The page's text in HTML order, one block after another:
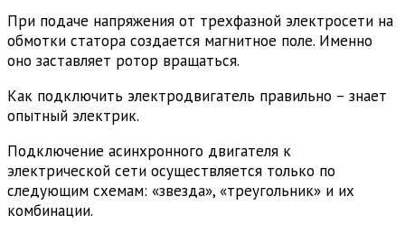
При подаче напряжения от трехфазной электросети на
обмотки статора создается магнитное поле. Именно
оно заставляет ротор вращаться.
Как подключить электродвигатель правильно – знает
опытный электрик.
Подключение асинхронного двигателя к
электрической сети осуществляется только по
следующим схемам: «звезда», «треугольник» и их
комбинации.